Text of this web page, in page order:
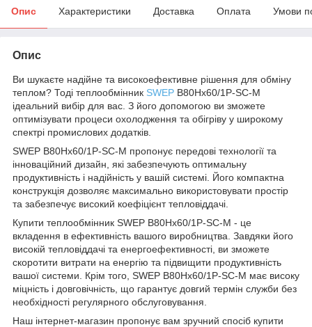
Опис Характеристики Доставка Оплата Умови
Опис
Ви шукаєте надійне та високоефективне рішення для обміну
теплом? Тоді теплообмінник SWEP B80Hx60/1P-SC-M
ідеальний вибір для вас. З його допомогою ви зможете
оптимізувати процеси охолодження та обігріву у широкому
спектрі промислових додатків.
SWEP B80Hx60/1P-SC-M пропонує передові технології та
інноваційний дизайн, які забезпечують оптимальну
продуктивність і надійність у вашій системі. Його компактна
конструкція дозволяє максимально використовувати простір
та забезпечує високий коефіцієнт тепловіддачі.
Купити теплообмінник SWEP B80Hx60/1P-SC-M - це
вкладення в ефективність вашого виробництва. Завдяки його
високій тепловіддачі та енергоефективності, ви зможете
скоротити витрати на енергію та підвищити продуктивність
вашої системи. Крім того, SWEP B80Hx60/1P-SC-M має високу
міцність і довговічність, що гарантує довгий термін служби без
необхідності регулярного обслуговування.
Наш інтернет-магазин пропонує вам зручний спосіб купити